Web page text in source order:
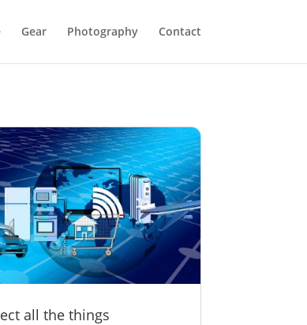
Gear Photography Contact
all the things